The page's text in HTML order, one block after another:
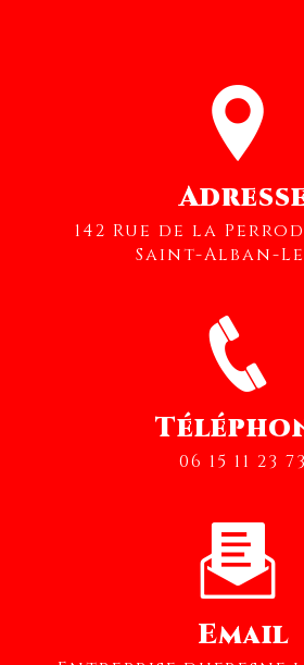
142 Rue de la Perrodière 73230
Saint-Alban-
06 15 11 23 73
Email